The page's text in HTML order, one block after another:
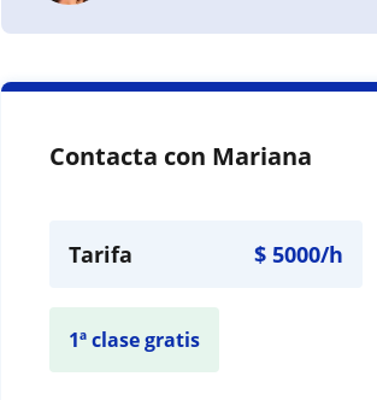
Contacta con Mariana
Tarifa $5000/h
1ª clase gratis